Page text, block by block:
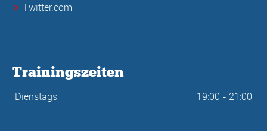
Twitter.com
Trainingszeiten
Dienstags 19:00 - 21:00